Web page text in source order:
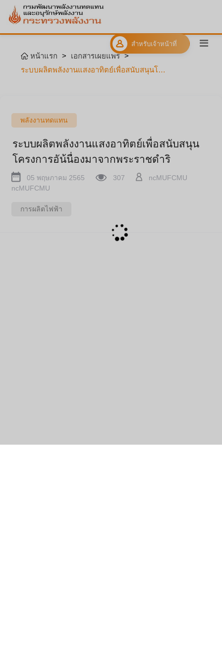
สำหรับเจ้าหน้าที่
หน้าแรก > เอกสารเผยแพร่ >
ระบบผลิตพลังงานแสงอาทิตย์เพื่อสนับสนุนโครงการอัน้นื่องมาจากพระราชดำริ
พลังงานทดแทน
ระบบผลิตพลังงานแสงอาทิตย์เพื่อสนับสนุน
โครงการอัน้นื่องมาจากพระราชดำริ
05 พฤษภาคม 2565 307
ncMUFCMU
ncMUFCMU
การผลิตไฟฟ้า